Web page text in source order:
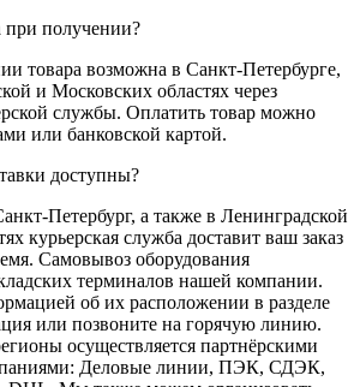
получении?
товара возможна в Санкт-Петербурге,
и Московских областях через
службы. Оплатить товар можно
или банковской картой.
доступны?
Петербург, а также в Ленинградской
курьерская служба доставит ваш заказ
Самовывоз оборудования
терминалов нашей компании.
об их расположении в разделе
или позвоните на горячую линию.
осуществляется партнёрскими
Деловые линии, ПЭК, СДЭК,